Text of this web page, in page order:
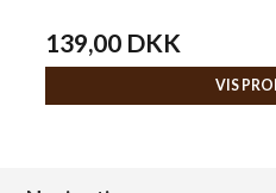
139,00 DKK
VIS